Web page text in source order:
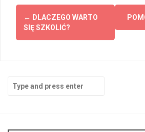
Post
navigation
← DLACZEGO WARTO
SIĘ SZKOLIĆ?
for: